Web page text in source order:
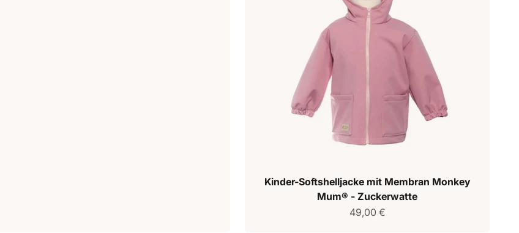
Kinder-Softshelljacke mit Membran Monkey
Mum® - Zuckerwatte
Verkaufspreis
49,00 €